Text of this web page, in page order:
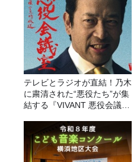
テレビとラジオが直結！乃木
に粛清された“悪役たち”が集
結する『VIVANT 悪役会議